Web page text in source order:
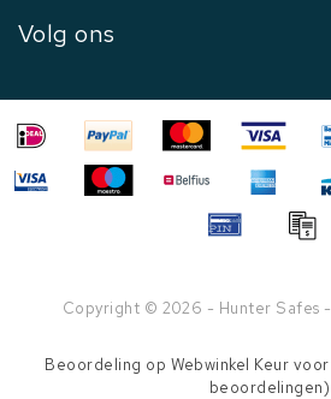
Volg ons
Copyright © 2026 - Hunter Safes
Beoordeling op Webwinkel Keur voor
beoordelingen)